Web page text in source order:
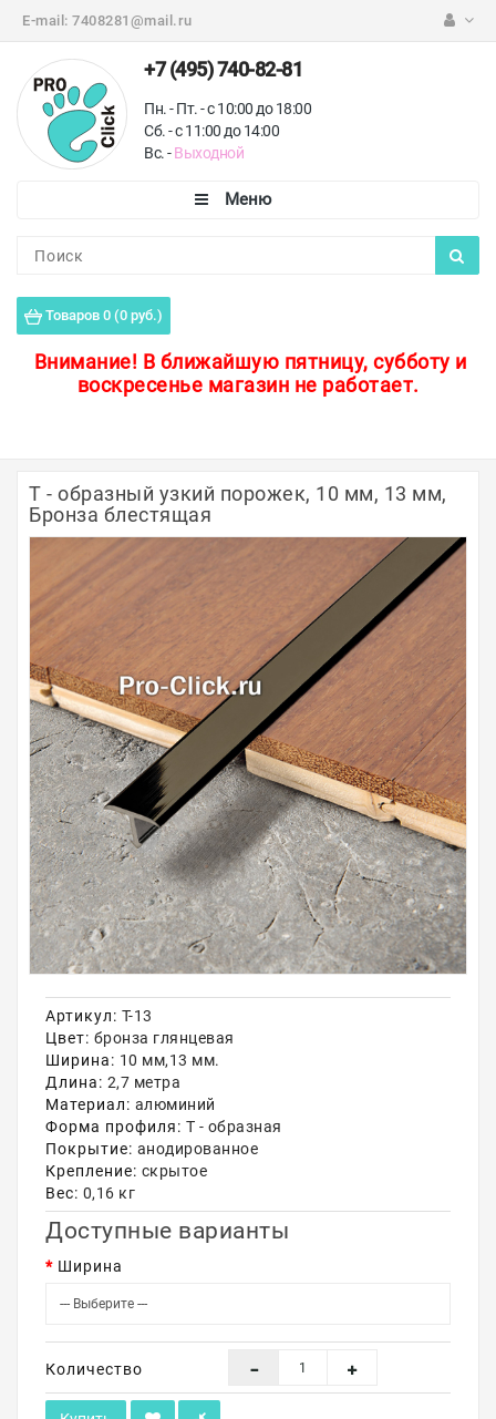
E-mail: 7408281@mail.ru
+7 (495) 740-82-81
Пн. - Пт. - с 10:00 до 18:00
Сб. - с 11:00 до 14:00
Вс. -Выходной
Товаров 0 (0 руб.)
Внимание! В ближайшую пятницу, субботу и
воскресенье магазин не работает.
Пороги для пола
Защитные уголки
Полосы из металла
Плинтуса
Профили для стекла и SPC
Обводы для труб
Алюминиевые профили
Крепёж и крепления
Садовая мебель
Оплата
Доставка
Самовывоз
Акции
Т - образный узкий порожек, 10 мм, 13 мм,
Бронза блестящая
Артикул: Т-13
Цвет: бронза глянцевая
Ширина: 10 мм,13 мм.
Длина: 2,7 метра
Материал: алюминий
Форма профиля: Т - образная
Покрытие: анодированное
Крепление: скрытое
Вес: 0,16 кг
Доступные варианты
Ширина
Количество